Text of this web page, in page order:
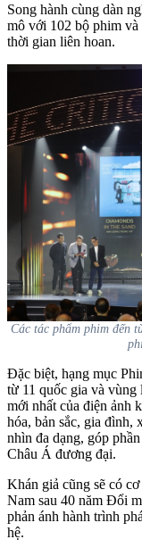
Song hành cùng dàn
mô với 102 bộ phim và
thời gian liên hoan.
Các tác phẩm phim đến
Đặc biệt, hạng mục
từ 11 quốc gia và vùng
mới nhất của điện ảnh
hóa, bản sắc, gia đình,
nhìn đa dạng, góp
Châu Á đương đại.
Khán giả cũng sẽ có
Nam sau 40 năm Đổi
phản ánh hành trình
hệ.